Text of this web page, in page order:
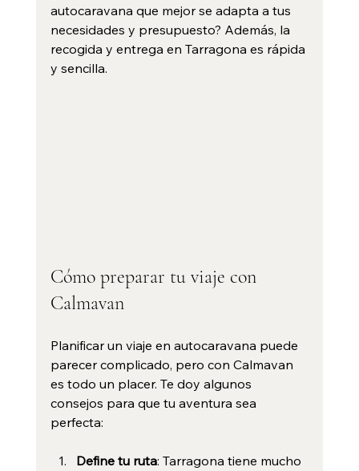
autocaravana que mejor se adapta a tus
necesidades y presupuesto? Además, la
recogida y entrega en Tarragona es rápida
y sencilla.
Cómo preparar tu viaje con
Calmavan
Planificar un viaje en autocaravana puede
parecer complicado, pero con Calmavan
es todo un placer. Te doy algunos
consejos para que tu aventura sea
perfecta:
Define tu ruta: Tarragona tiene mucho